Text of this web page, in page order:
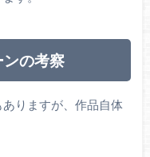
の考察
りますが、作品自体